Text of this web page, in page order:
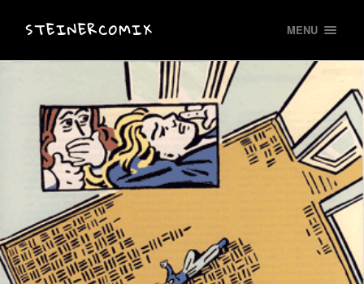
STEINERCOMIX MENU